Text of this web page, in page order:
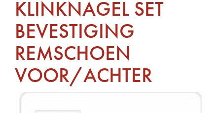
KLINKNAGEL SET
BEVESTIGING
REMSCHOEN
VOOR/ACHTER